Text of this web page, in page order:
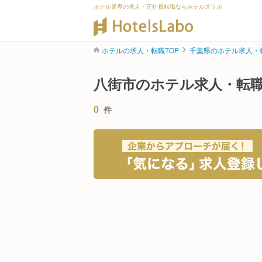
ホテル業界の求人・正社員転職ならホテルズラボ
ホテルの求人・転職TOP 千葉県のホテル求人・
八街市のホテル求人・転
0 件